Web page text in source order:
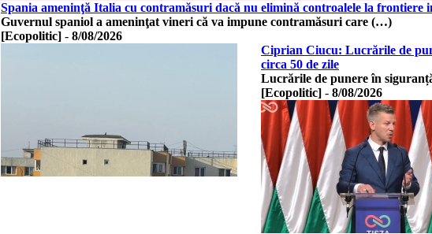
Spania ameninţă Italia cu contramăsuri dacă nu elimină controalele la frontiere
Guvernul spaniol a ameninţat vineri că va impune contramăsuri care (…)
[Ecopolitic] - 8/08/2026
Ciprian Ciucu: Lucrările de
circa 50 de zile
Lucrările de punere în
[Ecopolitic] - 8/08/2026